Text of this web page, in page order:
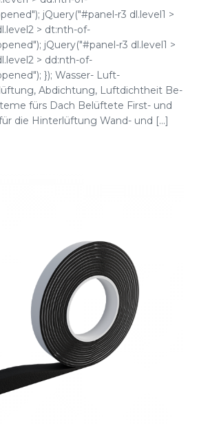
jQuery("#panel-r3 dl.level1 >
> dt:nth-of-
jQuery("#panel-r3 dl.level1 >
> dd:nth-of-
}); Wasser- Luft-
Abdichtung, Luftdichtheit Be-
fürs Dach Belüftete First- und
die Hinterlüftung Wand- und [...]